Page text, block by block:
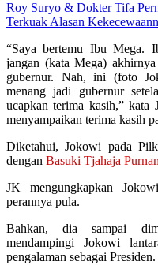
Roy Suryo & Dokter Tifa
Terkuak Alasan
“Saya bertemu Ibu Mega.
jangan (kata Mega)
gubernur. Nah, ini (foto
menang jadi gubernur
ucapkan terima kasih,”
menyampaikan terima kasih
Diketahui, Jokowi pada
dengan Basuki Tjahaja
JK mengungkapkan
perannya pula.
Bahkan, dia sampai
mendampingi Jokowi
pengalaman sebagai Presiden.